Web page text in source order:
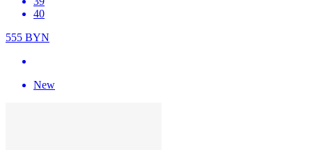
40
555 BYN
New